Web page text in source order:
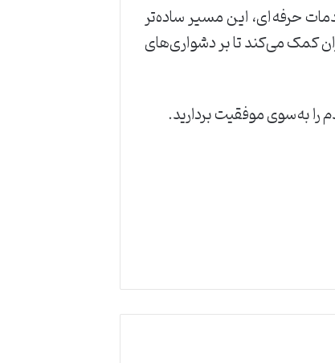
حرفه‌ای، این مسیر ساده‌تر
کمک می‌کند تا بر دشواری‌های
را به‌سوی موفقیت بردارید.